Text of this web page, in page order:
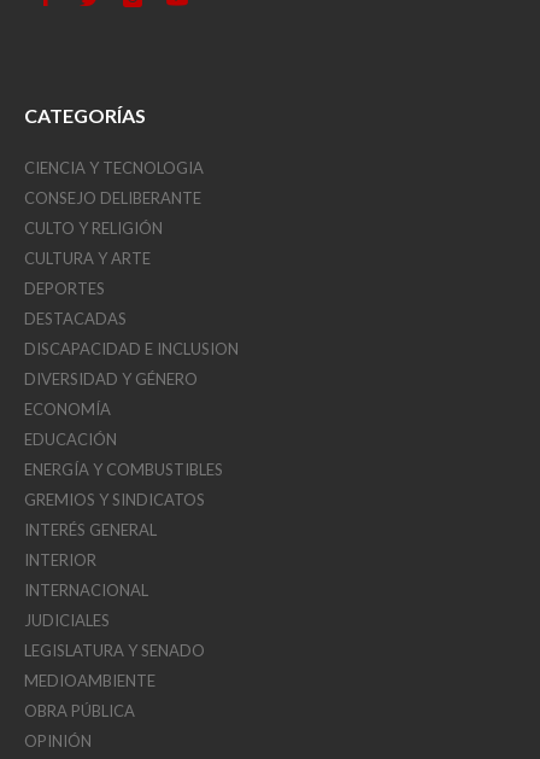
CATEGORÍAS
CIENCIA Y TECNOLOGIA
CONSEJO DELIBERANTE
CULTO Y RELIGIÓN
CULTURA Y ARTE
DEPORTES
DESTACADAS
DISCAPACIDAD E INCLUSION
DIVERSIDAD Y GÉNERO
ECONOMÍA
EDUCACIÓN
ENERGÍA Y COMBUSTIBLES
GREMIOS Y SINDICATOS
INTERÉS GENERAL
INTERIOR
INTERNACIONAL
JUDICIALES
LEGISLATURA Y SENADO
MEDIOAMBIENTE
OBRA PÚBLICA
OPINIÓN